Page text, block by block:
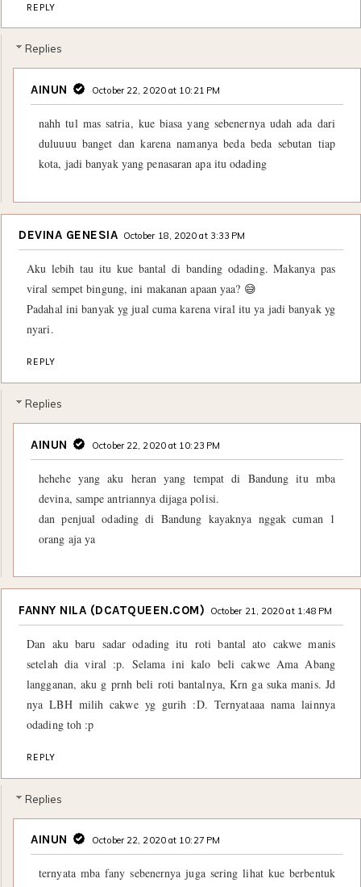
REPLY
Replies
AINUN October 22, 2020 at 10:21 PM
nahh tul mas satria, kue biasa yang sebenernya udah ada dari
duluuuu banget dan karena namanya beda beda sebutan tiap
kota, jadi banyak yang penasaran apa itu odading
DEVINA GENESIA October 18, 2020 at 3:33 PM
Aku lebih tau itu kue bantal di banding odading. Makanya pas
viral sempet bingung, ini makanan apaan yaa? 😅
Padahal ini banyak yg jual cuma karena viral itu ya jadi banyak yg
nyari.
REPLY
Replies
AINUN October 22, 2020 at 10:23 PM
hehehe yang aku heran yang tempat di Bandung itu mba
devina, sampe antriannya dijaga polisi.
dan penjual odading di Bandung kayaknya nggak cuman 1
orang aja ya
FANNY NILA (DCATQUEEN.COM) October 21, 2020 at 1:48 PM
Dan aku baru sadar odading itu roti bantal ato cakwe manis
setelah dia viral :p. Selama ini kalo beli cakwe Ama Abang
langganan, aku g prnh beli roti bantalnya, Krn ga suka manis. Jd
nya LBH milih cakwe yg gurih :D. Ternyataaa nama lainnya
odading toh :p
REPLY
Replies
AINUN October 22, 2020 at 10:27 PM
ternyata mba fany sebenernya juga sering lihat kue berbentuk